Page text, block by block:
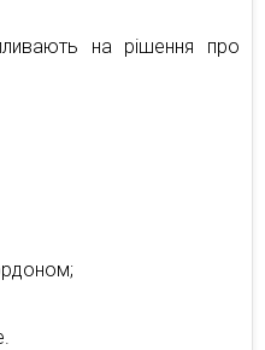
на рішення про